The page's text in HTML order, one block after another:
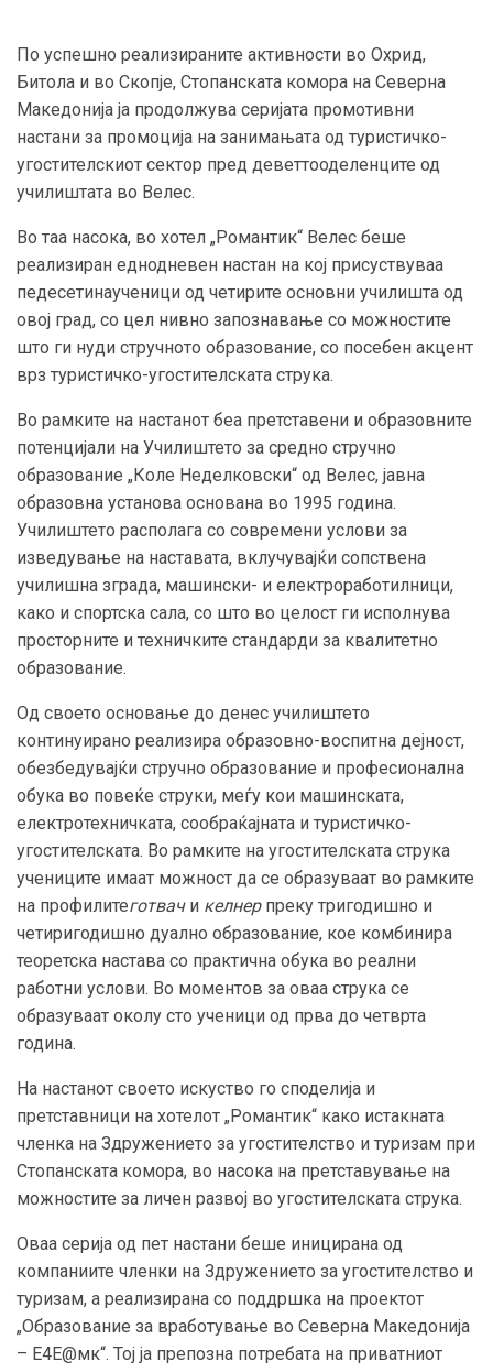
По успешно реализираните активности во Охрид,
Битола и во Скопје, Стопанската комора на Северна
Македонија ја продолжува серијата промотивни
настани за промоција на занимањата од туристичко-
угостителскиот сектор пред деветтооделенците од
училиштата во Велес.
Во таа насока, во хотел „Романтик“ Велес беше
реализиран еднодневен настан на кој присуствуваа
педесетинаученици од четирите основни училишта од
овој град, со цел нивно запознавање со можностите
што ги нуди стручното образование, со посебен акцент
врз туристичко-угостителската струка.
Во рамките на настанот беа претставени и образовните
потенцијали на Училиштето за средно стручно
образование „Коле Неделковски“ од Велес, јавна
образовна установа основана во 1995 година.
Училиштето располага со современи услови за
изведување на наставата, вклучувајќи сопствена
училишна зграда, машински- и електроработилници,
како и спортска сала, со што во целост ги исполнува
просторните и техничките стандарди за квалитетно
образование.
Од своето основање до денес училиштето
континуирано реализира образовно-воспитна дејност,
обезбедувајќи стручно образование и професионална
обука во повеќе струки, меѓу кои машинската,
електротехничката, сообраќајната и туристичко-
угостителската. Во рамките на угостителската струка
учениците имаат можност да се образуваат во рамките
на профилитеготвачи келнерпреку тригодишно и
четиригодишно дуално образование, кое комбинира
теоретска настава со практична обука во реални
работни услови. Во моментов за оваа струка се
образуваат околу сто ученици од прва до четврта
година.
На настанот своето искуство го споделија и
претставници на хотелот „Романтик“ како истакната
членка на Здружението за угостителство и туризам при
Стопанската комора, во насока на претставување на
можностите за личен развој во угостителската струка.
Оваа серија од пет настани беше иницирана од
компаниите членки на Здружението за угостителство и
туризам, а реализирана со поддршка на проектот
„Образование за вработување во Северна Македонија
– Е4Е@мк“. Тој ја препозна потребата на приватниот